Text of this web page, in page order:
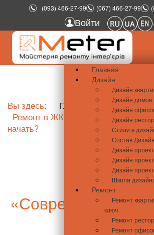
(093) 466-27-99 (067) 466-27-99
Войти
Главная
Дизайн
Дизайн
Дизайн домов
Дизайн
Дизайн
Стили в
Состав
Дизайн
Дизайн
Дизайн
Школа
Ремонт
Ремонт
ключ
Ремонт
Ремонт
Вы здесь: Главная
Новости
Ремонт в ЖК «Современный
начать?
Ремонт в
«Современный
чего